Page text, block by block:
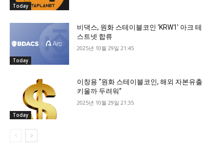
Today
Today
비댁스, 원화 스테이블코인 ‘KRW1’ 아크 테
스트넷 합류
2025년 10월 29일 21:45
Today
이창용 “원화 스테이블코인, 해외 자본유출
키울까 두려워”
2025년 10월 29일 21:35